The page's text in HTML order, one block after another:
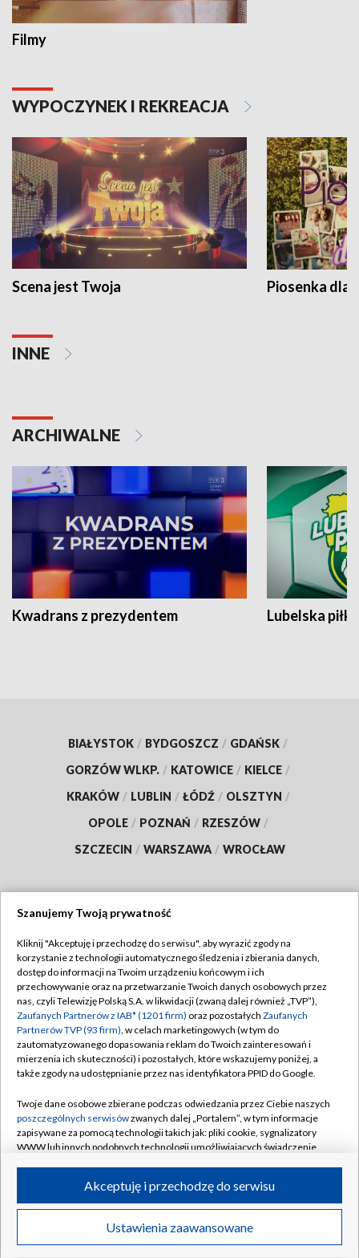
Filmy
WYPOCZYNEK I REKREACJA
Scena jest Twoja Piosenka dla
INNE
ARCHIWALNE
Kwadrans z prezydentem Lubelska piłka
BIAŁYSTOK / BYDGOSZCZ / GDAŃSK /
GORZÓW WLKP. / KATOWICE / KIELCE /
KRAKÓW / LUBLIN / ŁÓDŹ / OLSZTYN /
OPOLE / POZNAŃ / RZESZÓW /
SZCZECIN / WARSZAWA / WROCŁAW
TVP
Abonament TVP
Emisja w TVP
Centrum informacji TVP
Naziemna Telewizja Cyfrowa
Rada Programowa
System NOS
Informacje o nadawcy
Program dla prasy
Ogłoszenie przetargowe
Regulamin TVP
Polityka prywatności
Moje zgody
Pomoc
Kontakt
Kanały
©2026 Telewizja Polska S.A. w likwidacji
Szanujemy Twoją prywatność
Kliknij "Akceptuję i przechodzę do serwisu", aby wyrazić zgody na
korzystanie z technologii automatycznego śledzenia i zbierania danych,
dostęp do informacji na Twoim urządzeniu końcowym i ich
przechowywanie oraz na przetwarzanie Twoich danych osobowych przez
nas, czyli Telewizję Polską S.A. w likwidacji (zwaną dalej również „TVP”),
Zaufanych Partnerów z IAB* (1201 firm) oraz pozostałych Zaufanych
Partnerów TVP (93 firm), w celach marketingowych (w tym do
zautomatyzowanego dopasowania reklam do Twoich zainteresowań i
mierzenia ich skuteczności) i pozostałych, które wskazujemy poniżej, a
także zgody na udostępnianie przez nas identyfikatora PPID do Google.
Twoje dane osobowe zbierane podczas odwiedzania przez Ciebie naszych
poszczególnych serwisówzwanych dalej „Portalem”, w tym informacje
zapisywane za pomocą technologii takich jak: pliki cookie, sygnalizatory
WWW lub innych podobnych technologii umożliwiających świadczenie
ruchu w Internecie.
Twoje dane osobowe zbierane podczas odwiedzania przez Ciebie
poszczególnych serwisówna Portalu, takie jak adresy IP, identyfikatory
Ustawienia zaawansowane
Akceptuję i przechodzę do serwisu